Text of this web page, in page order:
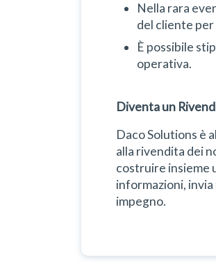
Nella rara
del cliente per
È possibile
operativa.
Diventa un
Daco Solutions è
alla rivendita dei
costruire insieme
informazioni, invia
impegno.